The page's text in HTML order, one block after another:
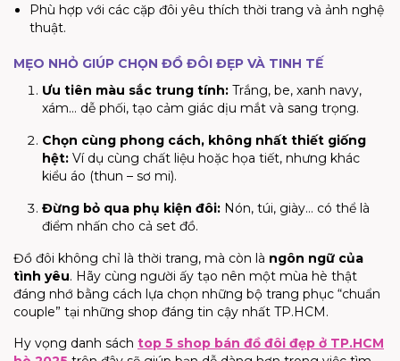
Phù hợp với các cặp đôi yêu thích thời trang và ảnh nghệ
thuật.
MẸO NHỎ GIÚP CHỌN ĐỒ ĐÔI ĐẸP VÀ TINH TẾ
Ưu tiên màu sắc trung tính: Trắng, be, xanh navy,
xám… dễ phối, tạo cảm giác dịu mắt và sang trọng.
Chọn cùng phong cách, không nhất thiết giống
hệt: Ví dụ cùng chất liệu hoặc họa tiết, nhưng khác
kiểu áo (thun – sơ mi).
Đừng bỏ qua phụ kiện đôi: Nón, túi, giày… có thể là
điểm nhấn cho cả set đồ.
Đồ đôi không chỉ là thời trang, mà còn là ngôn ngữ của
tình yêu. Hãy cùng người ấy tạo nên một mùa hè thật
đáng nhớ bằng cách lựa chọn những bộ trang phục “chuẩn
couple” tại những shop đáng tin cậy nhất TP.HCM.
Hy vọng danh sách top 5 shop bán đồ đôi đẹp ở TP.HCM